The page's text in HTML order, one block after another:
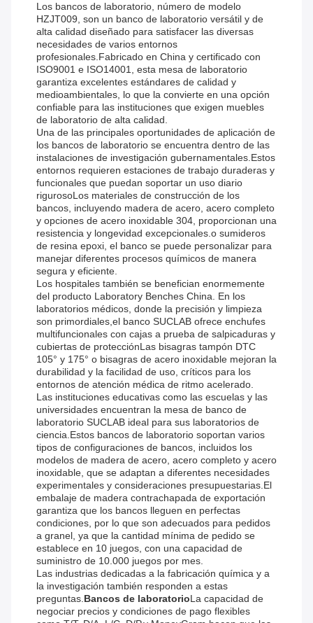
Los bancos de laboratorio, número de modelo
HZJT009, son un banco de laboratorio versátil y de
alta calidad diseñado para satisfacer las diversas
necesidades de varios entornos
profesionales.Fabricado en China y certificado con
ISO9001 e ISO14001, esta mesa de laboratorio
garantiza excelentes estándares de calidad y
medioambientales, lo que la convierte en una opción
confiable para las instituciones que exigen muebles
de laboratorio de alta calidad.
Una de las principales oportunidades de aplicación de
los bancos de laboratorio se encuentra dentro de las
instalaciones de investigación gubernamentales.Estos
entornos requieren estaciones de trabajo duraderas y
funcionales que puedan soportar un uso diario
rigurosoLos materiales de construcción de los
bancos, incluyendo madera de acero, acero completo
y opciones de acero inoxidable 304, proporcionan una
resistencia y longevidad excepcionales.o sumideros
de resina epoxi, el banco se puede personalizar para
manejar diferentes procesos químicos de manera
segura y eficiente.
Los hospitales también se benefician enormemente
del producto Laboratory Benches China. En los
laboratorios médicos, donde la precisión y limpieza
son primordiales,el banco SUCLAB ofrece enchufes
multifuncionales con cajas a prueba de salpicaduras y
cubiertas de protecciónLas bisagras tampón DTC
105° y 175° o bisagras de acero inoxidable mejoran la
durabilidad y la facilidad de uso, críticos para los
entornos de atención médica de ritmo acelerado.
Las instituciones educativas como las escuelas y las
universidades encuentran la mesa de banco de
laboratorio SUCLAB ideal para sus laboratorios de
ciencia.Estos bancos de laboratorio soportan varios
tipos de configuraciones de bancos, incluidos los
modelos de madera de acero, acero completo y acero
inoxidable, que se adaptan a diferentes necesidades
experimentales y consideraciones presupuestarias.El
embalaje de madera contrachapada de exportación
garantiza que los bancos lleguen en perfectas
condiciones, por lo que son adecuados para pedidos
a granel, ya que la cantidad mínima de pedido se
establece en 10 juegos, con una capacidad de
suministro de 10.000 juegos por mes.
Las industrias dedicadas a la fabricación química y a
la investigación también responden a estas
preguntas.Bancos de laboratorioLa capacidad de
negociar precios y condiciones de pago flexibles